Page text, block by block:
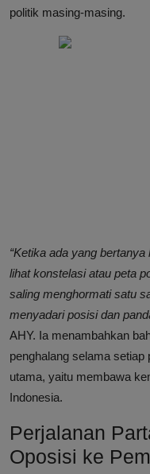
politik masing-masing.
“Ketika ada yang
lihat konstelasi atau peta
saling menghormati satu
menyadari posisi dan
AHY. Ia menambahkan
penghalang selama setiap
utama, yaitu membawa
Indonesia.
Perjalanan
Oposisi ke